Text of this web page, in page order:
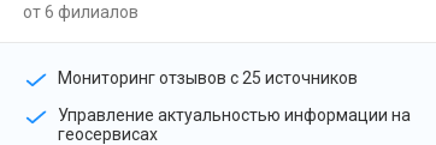
от 6 филиалов
Мониторинг отзывов с 25 источников
Управление актуальностью информации на
геосервисах